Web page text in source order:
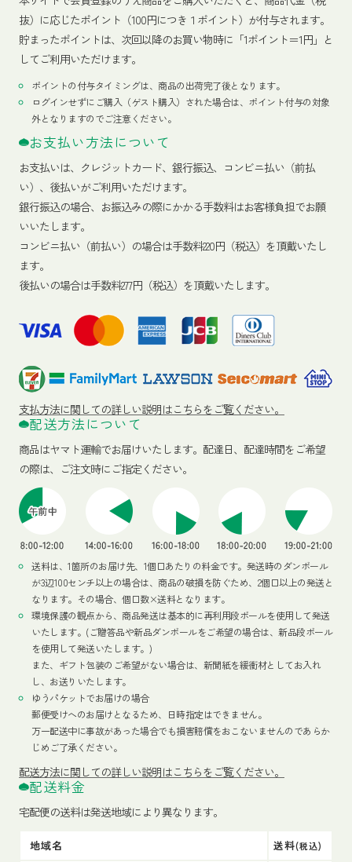
抜）に応じたポイント（100円につき１ポイント）が付与されます。
貯まったポイントは、次回以降のお買い物時に「1ポイント＝1円」と
してご利用いただけます。
ポイントの付与タイミングは、商品の出荷完了後となります。
ログインせずにご購入（ゲスト購入）された場合は、ポイント付与の対象
外となりますのでご注意ください。
お支払い方法について
お支払いは、クレジットカード、銀行振込、コンビニ払い（前払
い）、後払いがご利用いただけます。
銀行振込の場合、お振込みの際にかかる手数料はお客様負担でお願
いいたします。
コンビニ払い（前払い）の場合は手数料220円（税込）を頂戴いたし
ます。
後払いの場合は手数料277円（税込）を頂戴いたします。
支払方法に関しての詳しい説明はこちらをご覧ください。
配送方法について
商品はヤマト運輸でお届けいたします。 配達日、配達時間をご希望
の際は、ご注文時にご指定ください。
送料は、1箇所のお届け先、1個口あたりの料金です。発送時のダンボール
が3辺100センチ以上の場合は、商品の破損を防ぐため、2個口以上の発送と
なります。その場合、個口数×送料となります。
環境保護の観点から、商品発送は基本的に再利用段ボールを使用して発送
いたします。(ご贈答品や新品ダンボールをご希望の場合は、新品段ボール
を使用して発送いたします。)
また、ギフト包装のご希望がない場合は、新聞紙を緩衝材としてお入れ
し、お送りいたします。
ゆうパケットでお届けの場合
郵便受けへのお届けとなるため、日時指定はできません。
万一配送中に事故があった場合でも損害賠償をおこないませんのであらか
じめご了承ください。
配送方法に関しての詳しい説明はこちらをご覧ください。
配送料金
宅配便の送料は発送地域により異なります。
地域名 送料(税込)